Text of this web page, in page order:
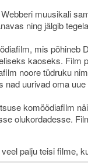
muusikali
ning jälgib
mis põhineb
kaoseks. Film
noore tüdruku
uurivad oma
komöödiafilm
olukordadesse.
palju teisi filme,